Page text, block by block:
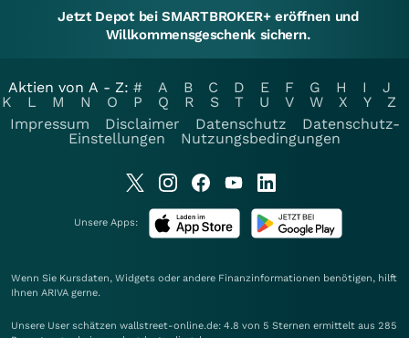
Jetzt Depot bei SMARTBROKER+ eröffnen und
Willkommensgeschenk sichern.
Aktien von A - Z: # A B C D E F G H I
J
K
L M N O P Q R S T U V W X Y
Z
Impressum
Disclaimer Datenschutz
Datenschutz-
Einstellungen
Nutzungsbedingungen
Unsere Apps:
Wenn Sie Kursdaten, Widgets oder andere Finanzinformationen benötigen, hilft
Ihnen ARIVA gerne.
Unsere User schätzen wallstreet-online.de: 4.8 von 5 Sternen ermittelt aus 285